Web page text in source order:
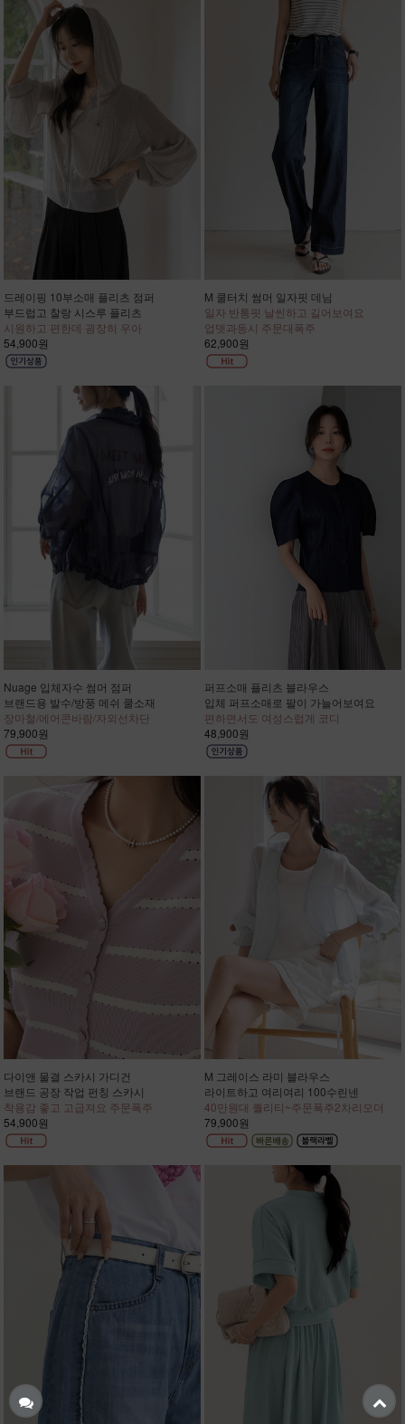
드레이핑 10부소매 플리츠 점퍼
부드럽고 찰랑 시스루 플리츠
시원하고 편한데 굉장히 우아
54,900원
M 쿨터치 썸머 일자핏 데님
일자 반통핏 날씬하고 길어보여요
업뎃과동시 주문대폭주
62,900원
Nuage 입체자수 썸머 점퍼
브랜드용 발수/방풍 메쉬 쿨소재
장마철/에어콘바람/자외선차단
79,900원
퍼프소매 플리츠 블라우스
입체 퍼프소매로 팔이 가늘어보여요
편하면서도 여성스럽게 코디
48,900원
다이앤 물결 스카시 가디건
브랜드 공장 작업 펀칭 스카시
착용감 좋고 고급져요 주문폭주
54,900원
M 그레이스 라미 블라우스
라이트하고 여리여리 100수린넨
40만원대 퀄리티~주문폭주2차리오더
79,900원